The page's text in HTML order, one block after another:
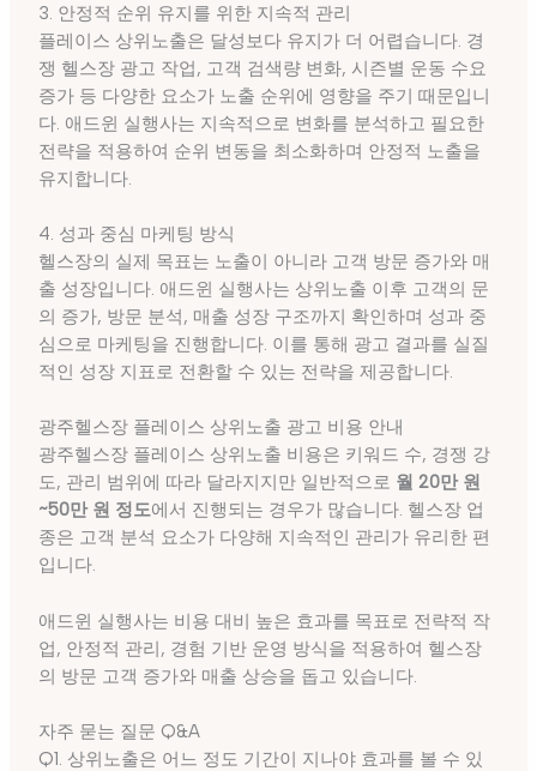
3. 안정적 순위 유지를 위한 지속적 관리
플레이스 상위노출은 달성보다 유지가 더 어렵습니다. 경
쟁 헬스장 광고 작업, 고객 검색량 변화, 시즌별 운동 수요
증가 등 다양한 요소가 노출 순위에 영향을 주기 때문입니
다. 애드윈 실행사는 지속적으로 변화를 분석하고 필요한
전략을 적용하여 순위 변동을 최소화하며 안정적 노출을
유지합니다.
4. 성과 중심 마케팅 방식
헬스장의 실제 목표는 노출이 아니라 고객 방문 증가와 매
출 성장입니다. 애드윈 실행사는 상위노출 이후 고객의 문
의 증가, 방문 분석, 매출 성장 구조까지 확인하며 성과 중
심으로 마케팅을 진행합니다. 이를 통해 광고 결과를 실질
적인 성장 지표로 전환할 수 있는 전략을 제공합니다.
광주헬스장 플레이스 상위노출 광고 비용 안내
광주헬스장 플레이스 상위노출 비용은 키워드 수, 경쟁 강
도, 관리 범위에 따라 달라지지만 일반적으로 월 20만 원
~50만 원 정도에서 진행되는 경우가 많습니다. 헬스장 업
종은 고객 분석 요소가 다양해 지속적인 관리가 유리한 편
입니다.
애드윈 실행사는 비용 대비 높은 효과를 목표로 전략적 작
업, 안정적 관리, 경험 기반 운영 방식을 적용하여 헬스장
의 방문 고객 증가와 매출 상승을 돕고 있습니다.
자주 묻는 질문 Q&A
Q1. 상위노출은 어느 정도 기간이 지나야 효과를 볼 수 있